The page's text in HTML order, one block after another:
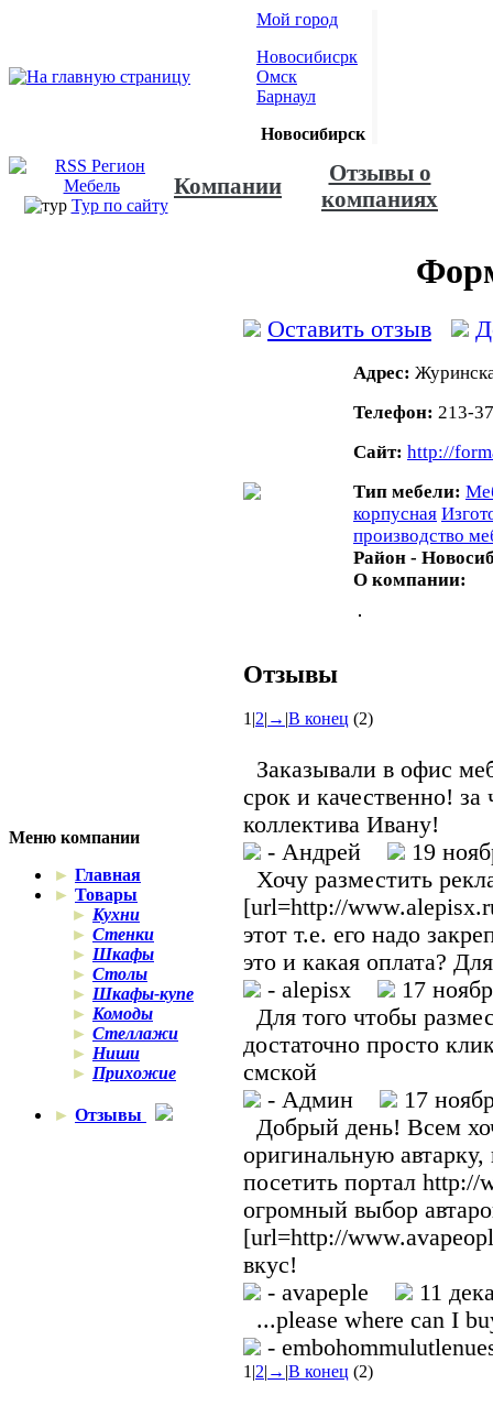
Мой город
Новосибисрк
Омск
Барнаул
Новосибирск
Тур по сайту
Компании
Отзывы о
компаниях
Меню компании
► Главная
► Товары
► Кухни
► Стенки
► Шкафы
► Столы
► Шкафы-купе
► Комоды
► Стеллажи
► Ниши
► Прихожие
► Отзывы
Оставить отзыв
Адрес:
Телефон: 213-
Сайт: http://
Тип мебели:
корпусная
производство
Район -
О компании:
Отзывы
1 |2| → |В конец (2)
Заказывали в офис
срок и качественно!
коллектива Ивану!
- Андрей
19
Хочу разместить
[url=http://
этот т.е. его надо
это и какая оплата?
- alepisx
17
Для того чтобы
достаточно просто
смской
- Админ
17
Добрый день! Всем
оригинальную
посетить портал http://
огромный выбор
[url=http://
вкус!
- avapeple
11
...please where can I
-
1 |2| → |В конец (2)